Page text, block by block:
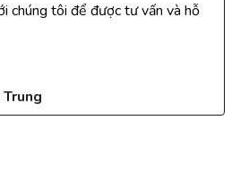
chúng tôi để được tư vấn và hỗ